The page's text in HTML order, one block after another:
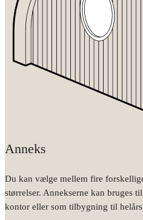
Anneks
Du kan vælge mellem fire
størrelser. Annekserne kan bruges
kontor eller som tilbygning til